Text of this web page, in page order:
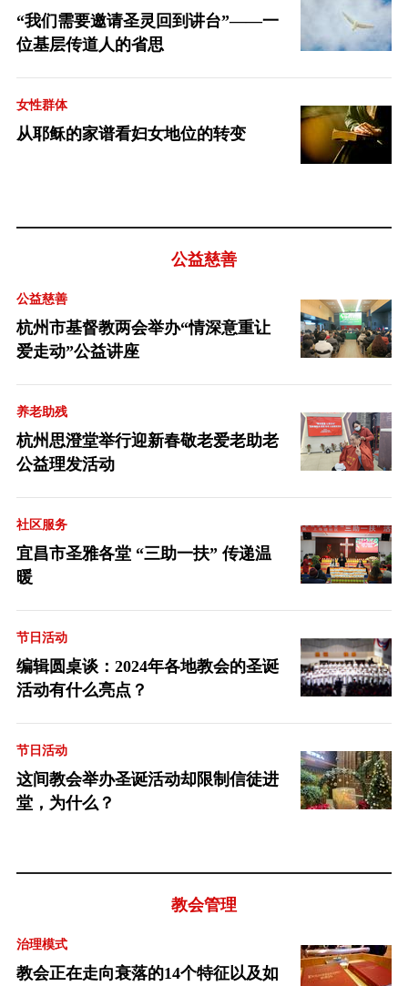
“我们需要邀请圣灵回到讲台”——一
位基层传道人的省思
女性群体
从耶稣的家谱看妇女地位的转变
公益慈善
公益慈善
杭州市基督教两会举办“情深意重让
爱走动”公益讲座
养老助残
杭州思澄堂举行迎新春敬老爱老助老
公益理发活动
社区服务
宜昌市圣雅各堂 “三助一扶” 传递温
暖
节日活动
编辑圆桌谈：2024年各地教会的圣诞
活动有什么亮点？
节日活动
这间教会举办圣诞活动却限制信徒进
堂，为什么？
教会管理
治理模式
教会正在走向衰落的14个特征以及如